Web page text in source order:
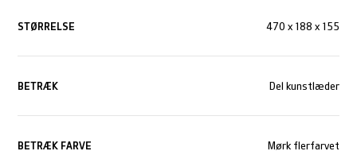
STØRRELSE 470 x 188 x 155
BETRÆK Del kunstlæder
BETRÆK FARVE Mørk flerfarvet